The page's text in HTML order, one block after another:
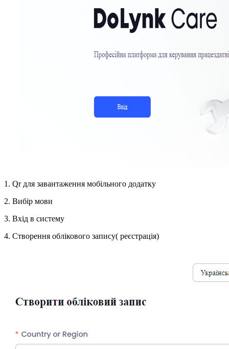
1. Qr для завантаження мобільного додатку
2. Вибір мови
3. Вхід в систему
4. Створення облікового запису( реєстрація)